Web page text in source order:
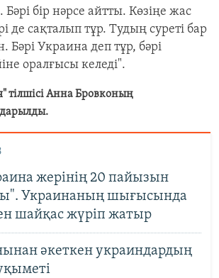
бір нәрсе айтты. Көзіңе жас
де сақталып тұр. Тудың суреті бар
Бәрі Украина деп тұр, бәрі
оралғысы келеді".
тілшісі Анна Бровконың
жерінің 20 пайызын
Украинаның шығысында
шайқас жүріп жатыр
әкеткен украиндардың